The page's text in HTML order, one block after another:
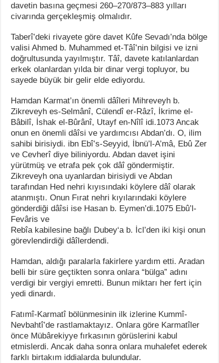
davetin basına geçmesi 260–270/873–883 yılları
civarında gerçekleşmiş olmalıdır.
Taberî’deki rivayete göre davet Kûfe Sevadı’nda bölge
valisi Ahmed b. Muhammed et-Tâî’nin bilgisi ve izni
doğrultusunda yayılmıştır. Tâî, davete katılanlardan
erkek olanlardan yılda bir dinar vergi topluyor, bu
sayede büyük bir gelir elde ediyordu.
Hamdan Karmat’ın önemli dâîleri Mihreveyh b.
Zikreveyh es-Selmânî, Cülendî er-Râzî, İkrime el-
Bâbilî, İshak el-Bûrânî, Utayf en-Nîlî idi.1073 Ancak
onun en önemli dâîsi ve yardımcısı Abdan’dı. O, ilim
sahibi birisiydi. ibn Ebî’s-Seyyid, İbnü’l-A’mâ, Ebû Zer
ve Cevherî diye biliniyordu. Abdan davet işini
yürütmüş ve etrafa pek çok dâî göndermiştir.
Zikreveyh ona uyanlardan birisiydi ve Abdan
tarafından Hed nehri kıyısındaki köylere dâî olarak
atanmıştı. Onun Fırat nehri kıyılarındaki köylere
gönderdiği dâîsi ise Hasan b. Eymen’di.1075 Ebû’l-
Fevâris ve
Rebîa kabilesine bağlı Dubey‘a b. İcl’den iki kişi onun
görevlendirdiği dâîlerdendi.
Hamdan, aldığı paralarla fakirlere yardım etti. Aradan
belli bir süre geçtikten sonra onlara “bülga” adını
verdigi bir vergiyi emretti. Bunun miktarı her fert için
yedi dinardı.
Fatımî-Karmatî bölünmesinin ilk izlerine Kummî-
Nevbahtî’de rastlamaktayız. Onlara göre Karmatîler
önce Mübârekiyye fırkasının görüslerini kabul
etmislerdi. Ancak daha sonra onlara muhalefet ederek
farklı birtakım iddialarda bulundular.